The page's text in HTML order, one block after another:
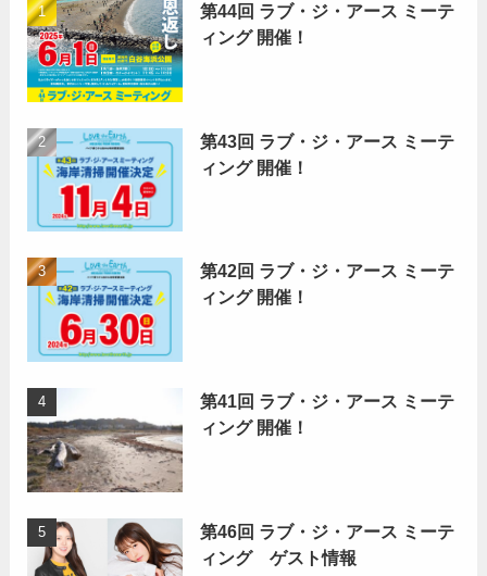
第44回 ラブ・ジ・アース ミーテ
ィング 開催！
第43回 ラブ・ジ・アース ミーテ
ィング 開催！
第42回 ラブ・ジ・アース ミーテ
ィング 開催！
第41回 ラブ・ジ・アース ミーテ
ィング 開催！
第46回 ラブ・ジ・アース ミーテ
ィング ゲスト情報